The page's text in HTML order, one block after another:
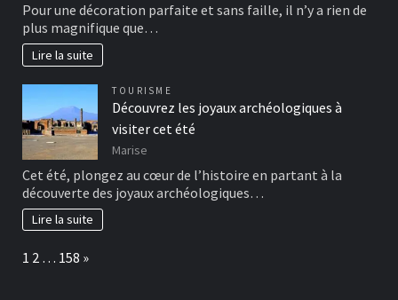
Pour une décoration parfaite et sans faille, il n’y a rien de
plus magnifique que…
Lire la suite
TOURISME
Découvrez les joyaux archéologiques à
visiter cet été
Marise
Cet été, plongez au cœur de l’histoire en partant à la
découverte des joyaux archéologiques…
Lire la suite
Page:
1 2 … 158 Next
»